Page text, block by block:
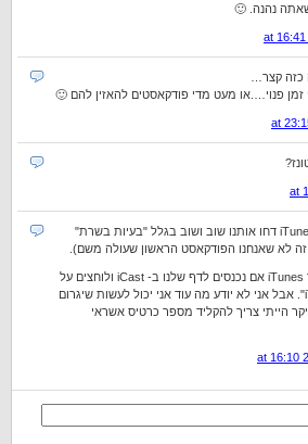
נהנה. 🙂
קצר…
פנוי….או מעט מדי פודקאסטים להאזין להם 🙂
רצינו. תאמין לי שרצינו. אבל iTunes דחו אותנו שוב ושוב בגלל "בעיות בשרת"
אפשר להרשם אלינו ידנית דרך iTunes אם נכנסים לדף שלנו ב- iCast ולוחצים על
הכפתור של "הוספה ל- iTunes". אבל אני לא יודע מה עוד אני יכול לעשות שיגרום
הייתי צריך להקליד מספר כרטיס אשראי